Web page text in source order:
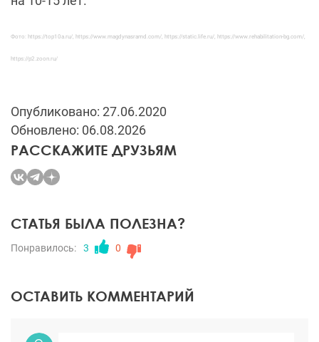
Фото: https://top10a.ru/, https://www.magdynasramd.com/, https://static.life.ru/, https://www.rehabilitation-bg.com/,
https://p2.zoon.ru/
Опубликовано: 27.06.2020
Обновлено: 06.08.2026
РАССКАЖИТЕ ДРУЗЬЯМ
СТАТЬЯ БЫЛА ПОЛЕЗНА?
Понравилось: 3 0
ОСТАВИТЬ КОММЕНТАРИЙ